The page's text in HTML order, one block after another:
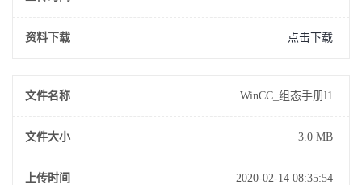
资料下载 点击下载
文件名称 WinCC_组态手册l1
文件大小 3.0 MB
上传时间 2020-02-14 08:35:54